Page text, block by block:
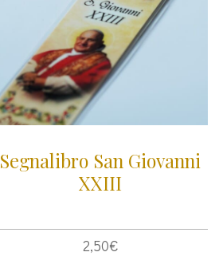
Segnalibro San Giovanni
XXIII
2,50€